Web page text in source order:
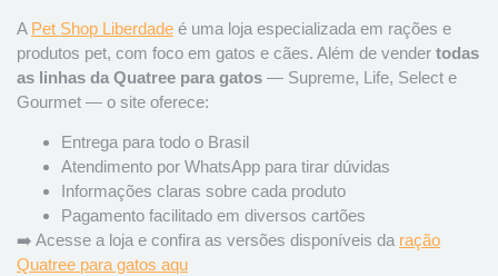
A Pet Shop Liberdade é uma loja especializada em rações e
produtos pet, com foco em gatos e cães. Além de vender todas
as linhas da Quatree para gatos — Supreme, Life, Select e
Gourmet — o site oferece:
Entrega para todo o Brasil
Atendimento por WhatsApp para tirar dúvidas
Informações claras sobre cada produto
Pagamento facilitado em diversos cartões
➡️ Acesse a loja e confira as versões disponíveis da ração
Quatree para gatos aqu